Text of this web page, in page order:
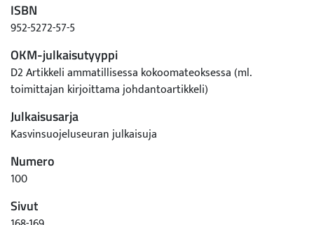
ISBN
952-5272-57-5
OKM-julkaisutyyppi
D2 Artikkeli ammatillisessa kokoomateoksessa (ml.
toimittajan kirjoittama johdantoartikkeli)
Julkaisusarja
Kasvinsuojeluseuran julkaisuja
Numero
100
Sivut